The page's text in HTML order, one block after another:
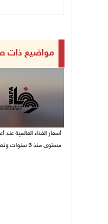
مواضيع ذات
أسعار الغذاء العالمية عند
مستوى منذ 3 سنوات ونصف